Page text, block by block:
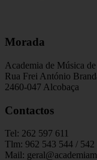
Morada
Academia de Música
Rua Frei António
2460-047 Alcobaça
Contactos
Tel: 262 597 611
Tlm: 962 543 544 / 542
Mail: